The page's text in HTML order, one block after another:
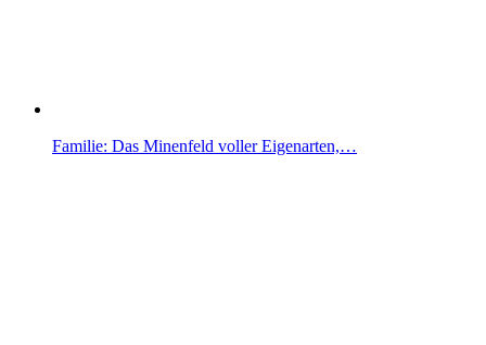
Familie: Das Minenfeld voller Eigenarten,…